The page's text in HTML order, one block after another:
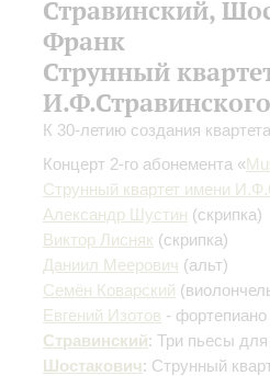
Стравинский,
Франк
Струнный
И.Ф.Стравинского
К 30-летию создания квартета
Концерт 2-го абонемента «
Струнный квартет имени
Александр Шустин (скрипка)
Виктор Лисняк (скрипка)
Даниил Меерович (альт)
Семён Коварский
Евгений Изотов - фортепиано
Стравинский: Три пьесы для
Шостакович: Струнный